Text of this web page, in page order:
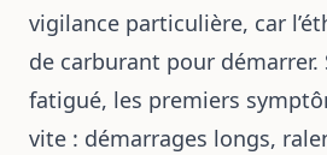
vigilance particulière, car
de carburant pour démarrer.
fatigué, les premiers
vite : démarrages longs,